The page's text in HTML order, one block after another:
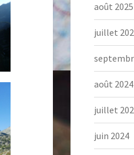
août 2025
juillet
août 2024
juillet
juin 2024